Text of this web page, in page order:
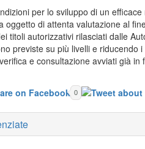
per lo sviluppo di un
oggetto di attenta valutazione al
titoli autorizzativi rilasciati dalle
previste su più livelli e riducendo
e consultazione avviati già
0